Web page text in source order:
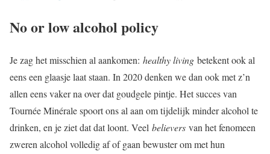
No or low alcohol policy
Je zag het misschien al aankomen: healthy living betekent ook al
eens een glaasje laat staan. In 2020 denken we dan ook met z’n
allen eens vaker na over dat goudgele pintje. Het succes van
Tournée Minérale spoort ons al aan om tijdelijk minder alcohol te
drinken, en je ziet dat dat loont. Veel believers van het fenomeen
zweren alcohol volledig af of gaan bewuster om met hun